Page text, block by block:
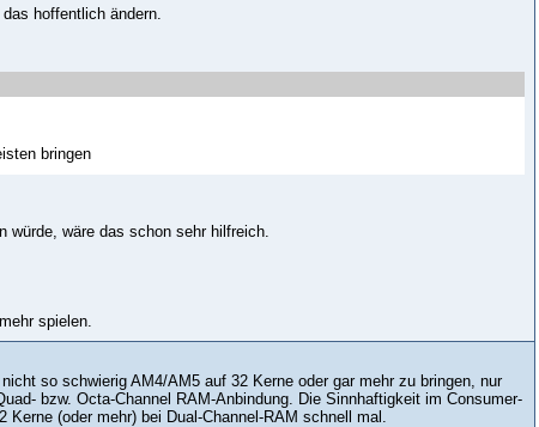
hoffentlich ändern.
bringen
würde, wäre das schon sehr hilfreich.
spielen.
so schwierig AM4/AM5 auf 32 Kerne oder gar mehr zu bringen, nur
bzw. Octa-Channel RAM-Anbindung. Die Sinnhaftigkeit im Consumer-
(oder mehr) bei Dual-Channel-RAM schnell mal.